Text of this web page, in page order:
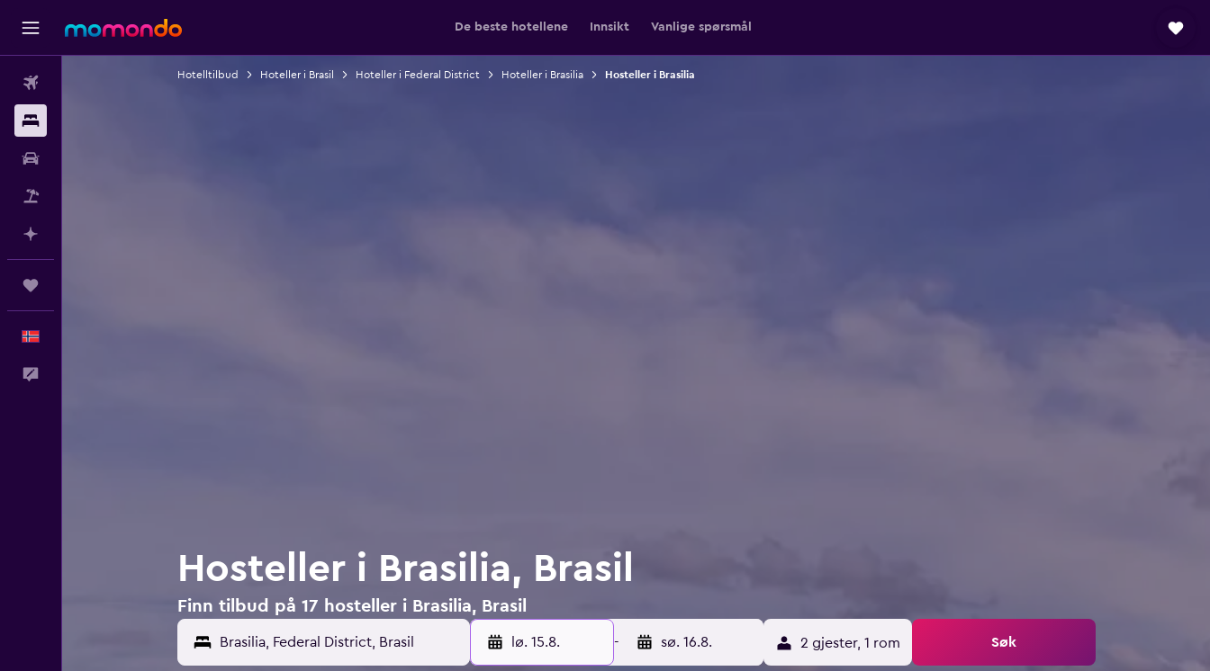
De beste hotellene Innsikt Vanlige spørsmål
Hotelltilbud Hoteller i Brasil Hoteller i Federal District Hoteller i Brasilia Hosteller i Brasilia
Hosteller i Brasilia, Brasil
Finn tilbud på 17 hosteller i Brasilia, Brasil
lø. 15.8. - sø. 16.8. 2 gjester, 1 rom Søk